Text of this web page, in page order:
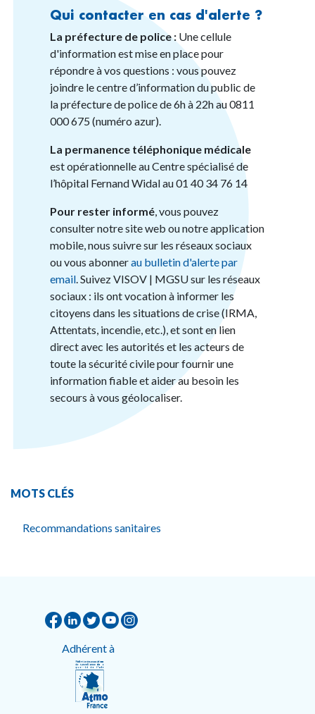
Qui contacter en cas d'alerte ?
La préfecture de police : Une cellule
d'information est mise en place pour
répondre à vos questions : vous pouvez
joindre le centre d’information du public de
la préfecture de police de 6h à 22h au 0811
000 675 (numéro azur).
La permanence téléphonique médicale
est opérationnelle au Centre spécialisé de
l’hôpital Fernand Widal au 01 40 34 76 14
Pour rester informé, vous pouvez
consulter notre site web ou notre application
mobile, nous suivre sur les réseaux sociaux
ou vous abonnerau bulletin d'alerte par
email. Suivez VISOV | MGSU sur les réseaux
sociaux : ils ont vocation à informer les
citoyens dans les situations de crise (IRMA,
Attentats, incendie, etc.), et sont en lien
direct avec les autorités et les acteurs de
toute la sécurité civile pour fournir une
information fiable et aider au besoin les
secours à vous géolocaliser.
MOTS CLÉS
Recommandations sanitaires
Adhérent à